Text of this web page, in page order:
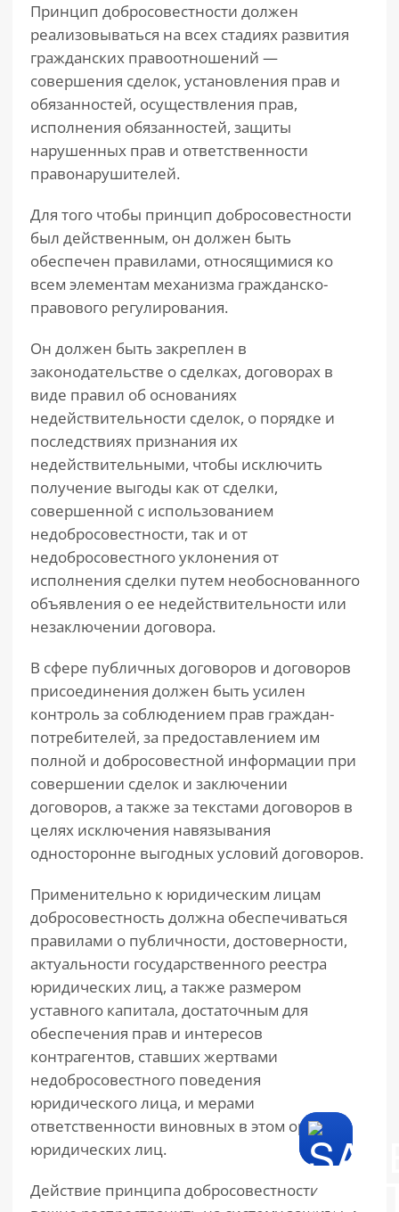
Принцип добросовестности должен
реализовываться на всех стадиях развития
гражданских правоотношений —
совершения сделок, установления прав и
обязанностей, осуществления прав,
исполнения обязанностей, защиты
нарушенных прав и ответственности
правонарушителей.
Для того чтобы принцип добросовестности
был действенным, он должен быть
обеспечен правилами, относящимися ко
всем элементам механизма гражданско-
правового регулирования.
Он должен быть закреплен в
законодательстве о сделках, договорах в
виде правил об основаниях
недействительности сделок, о порядке и
последствиях признания их
недействительными, чтобы исключить
получение выгоды как от сделки,
совершенной с использованием
недобросовестности, так и от
недобросовестного уклонения от
исполнения сделки путем необоснованного
объявления о ее недействительности или
незаключении договора.
В сфере публичных договоров и договоров
присоединения должен быть усилен
контроль за соблюдением прав граждан-
потребителей, за предоставлением им
полной и добросовестной информации при
совершении сделок и заключении
договоров, а также за текстами договоров в
целях исключения навязывания
односторонне выгодных условий договоров.
Применительно к юридическим лицам
добросовестность должна обеспечиваться
правилами о публичности, достоверности,
актуальности государственного реестра
юридических лиц, а также размером
уставного капитала, достаточным для
обеспечения прав и интересов
контрагентов, ставших жертвами
недобросовестного поведения
юридического лица, и мерами
ответственности виновных в этом органов
юридических лиц.
Действие принципа добросовестности